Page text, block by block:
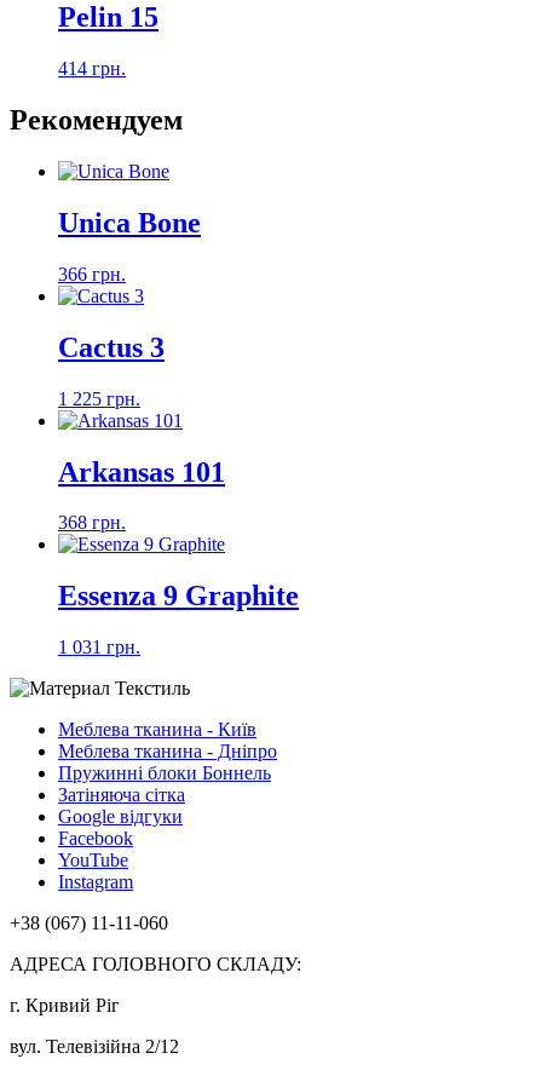
Pelin 15
414 грн.
Рекомендуем
Unica Bone
366 грн.
Cactus 3
1 225 грн.
Arkansas 101
368 грн.
Essenza 9 Graphite
1 031 грн.
Меблева тканина - Київ
Меблева тканина - Дніпро
Пружинні блоки Боннель
Затіняюча сітка
Google відгуки
Facebook
YouTube
Instagram
+38 (067) 11-11-060
АДРЕСА ГОЛОВНОГО СКЛАДУ:
г. Кривий Ріг
вул. Телевізійна 2/12